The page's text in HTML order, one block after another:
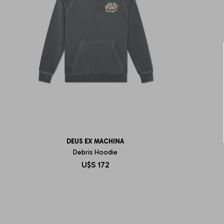
DEUS EX MACHINA
Debris Hoodie
U$S 172